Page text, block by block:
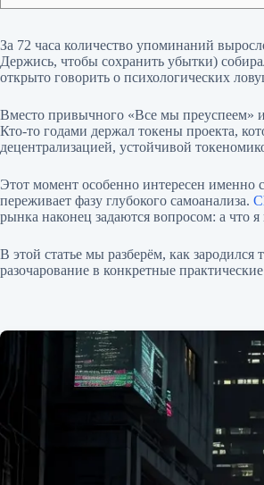
За 72 часа количество упоминаний
Держись, чтобы сохранить убытки)
открыто говорить о психологических
Вместо привычного «Все мы преуспеем»
Кто-то годами держал токены проекта,
децентрализацией, устойчивой
Этот момент особенно интересен
переживает фазу глубокого самоанализа.
рынка наконец задаются вопросом: а что
В этой статье мы разберём, как
разочарование в конкретные